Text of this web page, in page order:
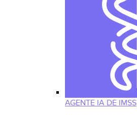
AGENTE IA DE IMSS